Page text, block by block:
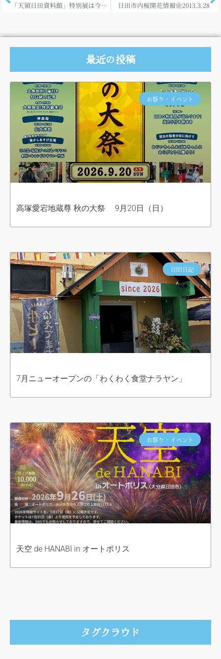
「天領日田資料館」特別展は今週末まで！ 日田市内桜開花情報❀2013.3.28
最近の投稿
お祭り・イベント
高塚愛宕地蔵尊 秋の大祭 9月20日（日）
日田日記
7月ニューオープンの「わくわく食堂ナラヤン」
お祭り・イベント
天空 de HANABI in オートポリス
タグクラウド